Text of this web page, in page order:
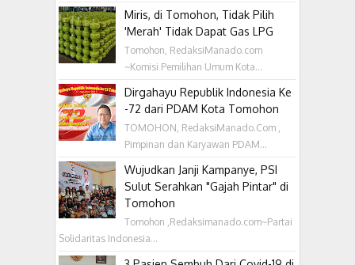
Miris, di Tomohon, Tidak Pilih
'Merah' Tidak Dapat Gas LPG
Tomohon, RedaksiManado.com
~Komisi Pemilihan Umum Kota...
Dirgahayu Republik Indonesia Ke
-72 dari PDAM Kota Tomohon
TOMOHON, RedaksiManado.Com ,
Pimpinan dan Karyawan PDAM...
Wujudkan Janji Kampanye, PSI
Sulut Serahkan "Gajah Pintar" di
Tomohon
Tomohon ,Redaksimanado.com~Partai
Solidaritas Indonesia...